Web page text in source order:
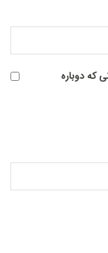
که دوباره